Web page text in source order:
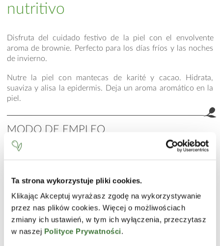
Ta strona wykorzystuje pliki cookies.
Klikając Akceptuj wyrażasz zgodę na wykorzystywanie
przez nas plików cookies. Więcej o możliwościach
zmiany ich ustawień, w tym ich wyłączenia, przeczytasz
w naszej Polityce Prywatności.
nutritivo
Disfruta del cuidado festivo de la piel con el envolvente
aroma de brownie. Perfecto para los días fríos y las noches
de invierno.
Nutre la piel con mantecas de karité y cacao. Hidrata,
suaviza y alisa la epidermis. Deja un aroma aromático en la
piel.
MODO DE EMPLEO
Masajea el bálsamo sobre la piel y deja que se absorba.
Aqua (Water), Hexyl Laurate, Isononyl Isononanoate,
Glycerin, Glyceryl Stearate, PEG-100 Stearate, Paraffin,
Cetearyl Alcohol, Dimethicone, Shea Butter Ethyl Esters,
Sodium Acrylate/Sodium Acryloyldimethyl Taurate
Copolymer, Isohexadecane, Polysorbate 80, Theobroma
Cacao (Cocoa) Seed Butter, Potassium Cetyl Phosphate,